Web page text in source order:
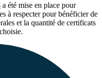
a été mise en place pour
à respecter pour bénéficier de
et la quantité de certificats